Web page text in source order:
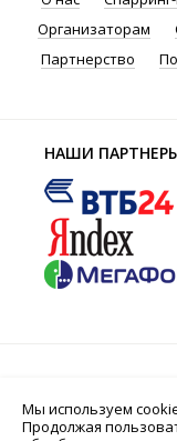
Организаторам
Партнерство
НАШИ
Мы используем
Продолжая